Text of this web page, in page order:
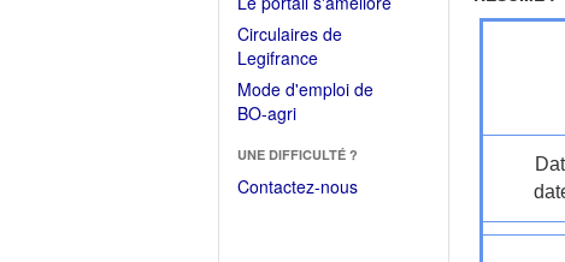
Circulaires de
Legifrance(Ouvrir
dans
une
fenêtre)
Mode d'emploi de
BO-agri(Ouvrir
une
nouvelle
UNE DIFFICULTÉ ?
Contactez-nous